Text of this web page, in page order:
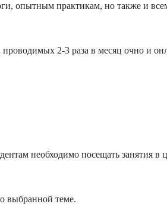
опытным практикам, но также и
проводимых 2-3 раза в месяц очно и
необходимо посещать занятия в
выбранной теме.